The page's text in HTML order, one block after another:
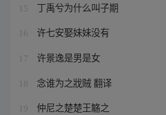
15 丁禹兮为什么叫子期
16 许七安娶妹妹没有
17 许景逸是男是女
18 念谁为之戕贼 翻译
19 仲尼之楚楚王觞之